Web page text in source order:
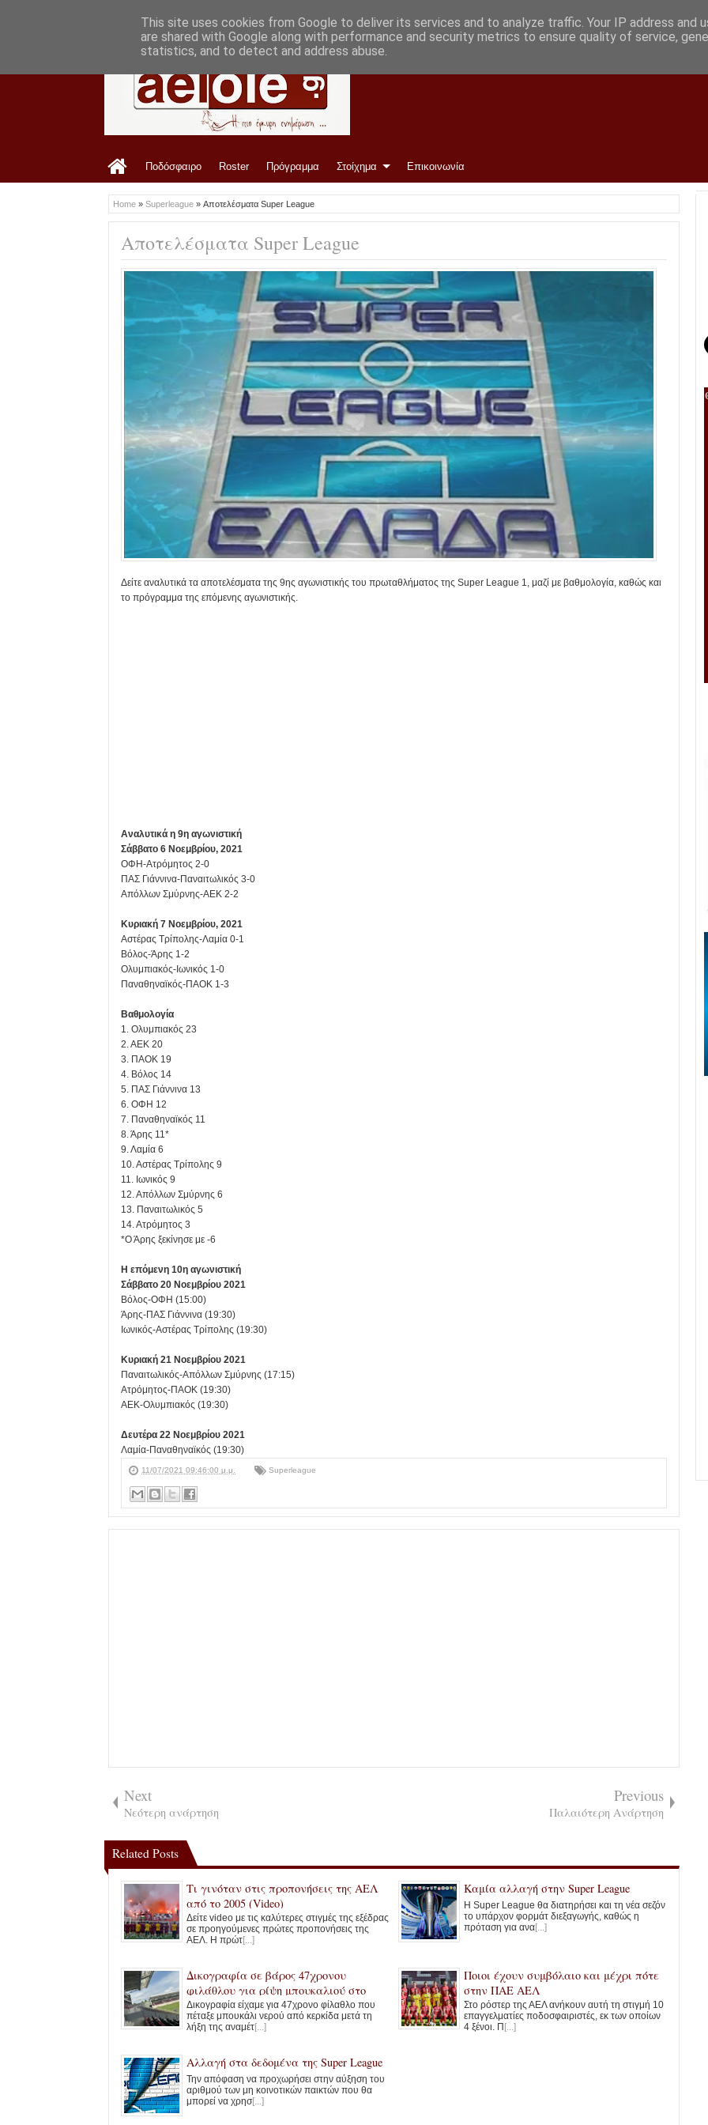
Ποδόσφαιρο Roster Πρόγραμμα Στοίχημα Επικοινωνία
Home » Superleague » Αποτελέσματα Super League
Αποτελέσματα Super League
Δείτε αναλυτικά τα αποτελέσματα της 9ης αγωνιστικής του πρωταθλήματος της Super League 1, μαζί με βαθμολογία, καθώς και
το πρόγραμμα της επόμενης αγωνιστικής.
Αναλυτικά η 9η αγωνιστική
Σάββατο 6 Νοεμβρίου, 2021
ΟΦΗ-Ατρόμητος 2-0
ΠΑΣ Γιάννινα-Παναιτωλικός 3-0
Απόλλων Σμύρνης-ΑΕΚ 2-2
Κυριακή 7 Νοεμβρίου, 2021
Αστέρας Τρίπολης-Λαμία 0-1
Βόλος-Άρης 1-2
Ολυμπιακός-Ιωνικός 1-0
Παναθηναϊκός-ΠΑΟΚ 1-3
Βαθμολογία
1. Ολυμπιακός 23
2. ΑΕΚ 20
3. ΠΑΟΚ 19
4. Βόλος 14
5. ΠΑΣ Γιάννινα 13
6. ΟΦΗ 12
7. Παναθηναϊκός 11
8. Άρης 11*
9. Λαμία 6
10. Αστέρας Τρίπολης 9
11. Ιωνικός 9
12. Απόλλων Σμύρνης 6
13. Παναιτωλικός 5
14. Ατρόμητος 3
*Ο Άρης ξεκίνησε με -6
Η επόμενη 10η αγωνιστική
Σάββατο 20 Νοεμβρίου 2021
Βόλος-ΟΦΗ (15:00)
Άρης-ΠΑΣ Γιάννινα (19:30)
Ιωνικός-Αστέρας Τρίπολης (19:30)
Κυριακή 21 Νοεμβρίου 2021
Παναιτωλικός-Απόλλων Σμύρνης (17:15)
Ατρόμητος-ΠΑΟΚ (19:30)
ΑΕΚ-Ολυμπιακός (19:30)
Δευτέρα 22 Νοεμβρίου 2021
Λαμία-Παναθηναϊκός (19:30)
11/07/2021 09:46:00 μ.μ. Superleague
Next
Νεότερη ανάρτηση
Previous
Παλαιότερη Ανάρτηση
Related Posts
Τι γινόταν στις προπονήσεις της ΑΕΛ
από το 2005 (Video)
Δείτε video με τις καλύτερες στιγμές της εξέδρας
σε προηγούμενες πρώτες προπονήσεις της
ΑΕΛ. Η πρώτ[...]
Καμία αλλαγή στην Super League
Η Super League θα διατηρήσει και τη νέα σεζόν
το υπάρχον φορμάτ διεξαγωγής, καθώς η
πρόταση για ανα[...]
Δικογραφία σε βάρος 47χρονου
φιλάθλου για ρίψη μπουκαλιού στο
AEL FC Arena
Δικογραφία είχαμε για 47χρονο φίλαθλο που
πέταξε μπουκάλι νερού από κερκίδα μετά τη
λήξη της αναμέτ[...]
Ποιοι έχουν συμβόλαιο και μέχρι πότε
στην ΠΑΕ ΑΕΛ
Στο ρόστερ της ΑΕΛ ανήκουν αυτή τη στιγμή 10
επαγγελματίες ποδοσφαιριστές, εκ των οποίων
4 ξένοι. Π [...]
Αλλαγή στα δεδομένα της Super League
Την απόφαση να προχωρήσει στην αύξηση του
αριθμού των μη κοινοτικών παικτών που θα
μπορεί να χρησ[...]
This site uses cookies from Google to deliver its services and to analyze traffic. Your IP address and
are shared with Google along with performance and security metrics to ensure quality of service,
statistics, and to detect and address abuse.